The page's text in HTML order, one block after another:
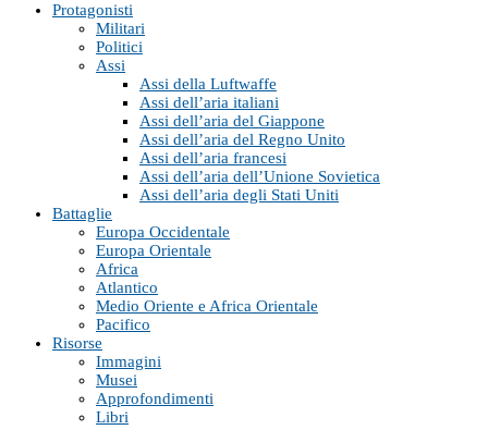
Protagonisti
Militari
Politici
Assi
Assi della Luftwaffe
Assi dell’aria italiani
Assi dell’aria del Giappone
Assi dell’aria del Regno Unito
Assi dell’aria francesi
Assi dell’aria dell’Unione Sovietica
Assi dell’aria degli Stati Uniti
Battaglie
Europa Occidentale
Europa Orientale
Africa
Atlantico
Medio Oriente e Africa Orientale
Pacifico
Risorse
Immagini
Musei
Approfondimenti
Libri